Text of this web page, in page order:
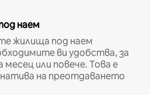
наем
жилища под наем
ви удобства, за
или повече. Това е
на преотдаването